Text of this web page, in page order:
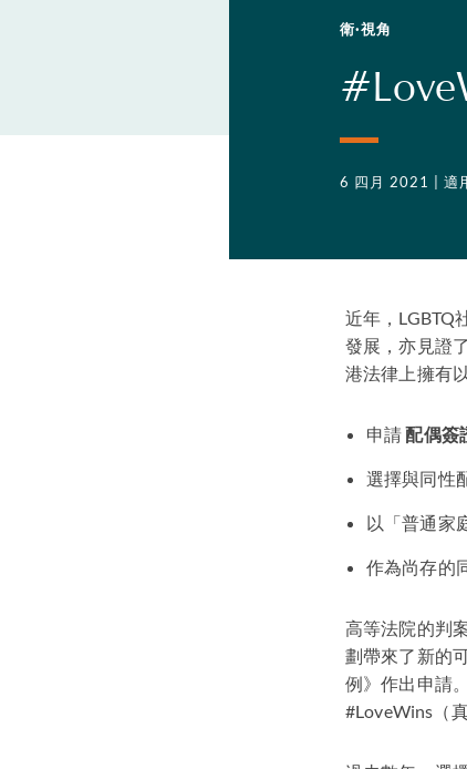
衛·視角
6 四月 2021 |
近年，LGBTQ
發展，亦見證
港法律上擁有
申請配偶簽
選擇與同性
以「普通家
作為尚存的
高等法院的判
劃帶來了新的
例》作出申請
#LoveWins（